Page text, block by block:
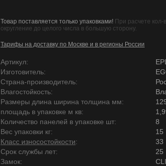
Товар поставляется только упаковками! При расчете кол-
округление до целого числа в большую сторону.
Тарифы на доставку по Москве и в регионы России
Артикул:
Изготовитель:
Страна-производитель:
Влагостойкость:
Размеры длина ширина толщина мм:
площадь в упаковке м кв:
Количество панелей в упаковке шт:
8
Вес упаковки кг:
15
Класс износостойкости:
33
Срок службы лет:
25
Замок: